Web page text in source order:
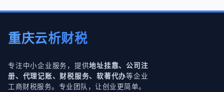
重庆云析财税
专注中小企业服务，提供地址挂靠、公司注
册、代理记账、财税服务、软著代办等企业
工商财税服务。专业团队，让创业更简单。